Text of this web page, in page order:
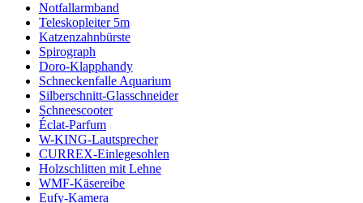
Notfallarmband
Teleskopleiter 5m
Katzenzahnbürste
Spirograph
Doro-Klapphandy
Schneckenfalle Aquarium
Silberschnitt-Glasschneider
Schneescooter
Éclat-Parfum
W-KING-Lautsprecher
CURREX-Einlegesohlen
Holzschlitten mit Lehne
WMF-Käsereibe
Eufy-Kamera